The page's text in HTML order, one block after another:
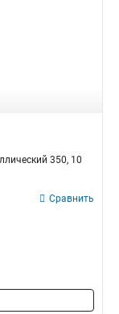
350, 10
Сравнить